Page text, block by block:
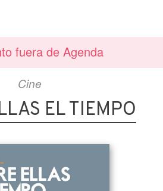
fuera de Agenda
Cine
EL TIEMPO